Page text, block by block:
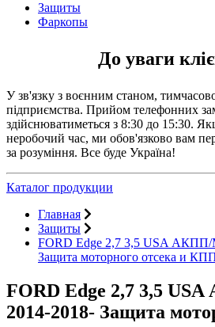
Защиты
Фаркопы
До уваги
У зв'язку з воєнним станом,
підприємства. Прийом телефонних
здійснюватиметься з 8:30 до 15:30.
неробочий час, ми обов'язково вам
за розуміння. Все буде Україна!
Каталог продукции
Главная
Защиты
FORD Edge 2,7 3,5 USA
Защита моторного отсека и
FORD Edge 2,7 3,5
2014-2018- Защита